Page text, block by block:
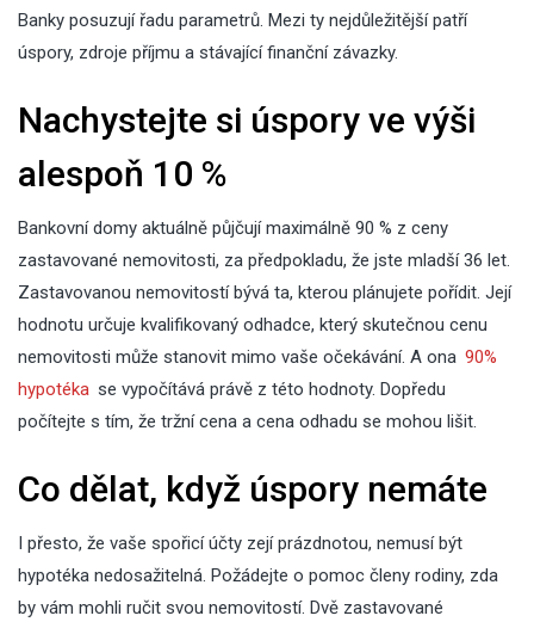
Banky posuzují řadu parametrů. Mezi ty nejdůležitější patří
úspory, zdroje příjmu a stávající finanční závazky.
Nachystejte si úspory ve výši
alespoň 10 %
Bankovní domy aktuálně půjčují maximálně 90 % z ceny
zastavované nemovitosti, za předpokladu, že jste mladší 36 let.
Zastavovanou nemovitostí bývá ta, kterou plánujete pořídit. Její
hodnotu určuje kvalifikovaný odhadce, který skutečnou cenu
nemovitosti může stanovit mimo vaše očekávání. A ona 90%
hypotéka se vypočítává právě z této hodnoty. Dopředu
počítejte s tím, že tržní cena a cena odhadu se mohou lišit.
Co dělat, když úspory nemáte
I přesto, že vaše spořicí účty zejí prázdnotou, nemusí být
hypotéka nedosažitelná. Požádejte o pomoc členy rodiny, zda
by vám mohli ručit svou nemovitostí. Dvě zastavované